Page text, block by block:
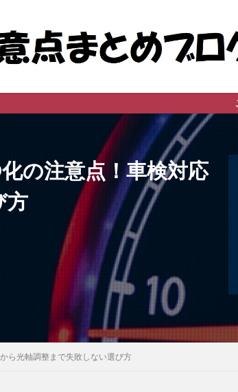
このサイトは
の注意点！車検対応
方
ら光軸調整まで失敗しない選び方